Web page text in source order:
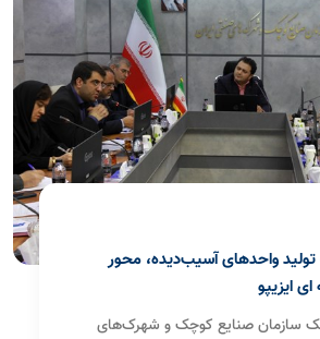
و مجلس بر تقویت زیرساخت‌های صنعتی و
معدن و تجارت و مدیرعامل سازمان